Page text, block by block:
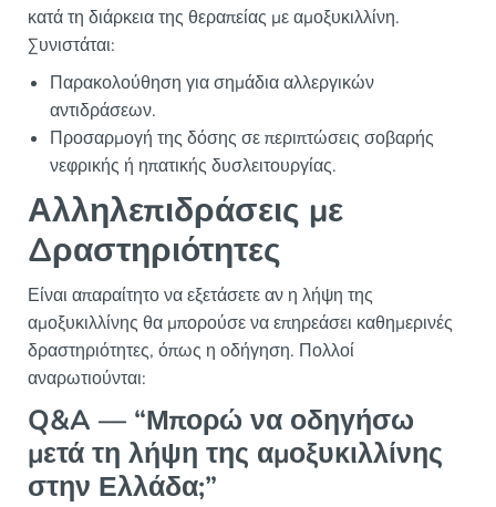
κατά τη διάρκεια της θεραπείας με αμοξυκιλλίνη.
Συνιστάται:
Παρακολούθηση για σημάδια αλλεργικών
αντιδράσεων.
Προσαρμογή της δόσης σε περιπτώσεις σοβαρής
νεφρικής ή ηπατικής δυσλειτουργίας.
Αλληλεπιδράσεις με
Δραστηριότητες
Είναι απαραίτητο να εξετάσετε αν η λήψη της
αμοξυκιλλίνης θα μπορούσε να επηρεάσει καθημερινές
δραστηριότητες, όπως η οδήγηση. Πολλοί
αναρωτιούνται:
Q&A — “Μπορώ να οδηγήσω
μετά τη λήψη της αμοξυκιλλίνης
στην Ελλάδα;”